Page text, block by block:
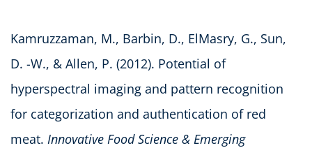
Kamruzzaman, M., Barbin, D., ElMasry, G., Sun,
D. -W., & Allen, P. (2012). Potential of
hyperspectral imaging and pattern recognition
for categorization and authentication of red
meat. Innovative Food Science & Emerging